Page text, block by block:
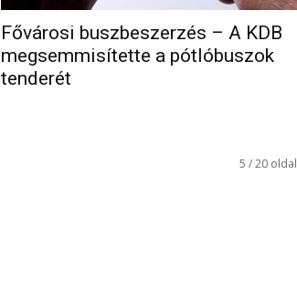
Fővárosi buszbeszerzés – A KDB
megsemmisítette a pótlóbuszok
tenderét
5 / 20 oldal